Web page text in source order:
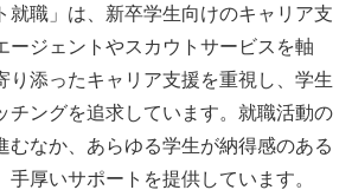
就職」は、新卒学生向けのキャリア支
ージェントやスカウトサービスを軸
り添ったキャリア支援を重視し、学生
チングを追求しています。就職活動の
むなか、あらゆる学生が納得感のある
手厚いサポートを提供しています。